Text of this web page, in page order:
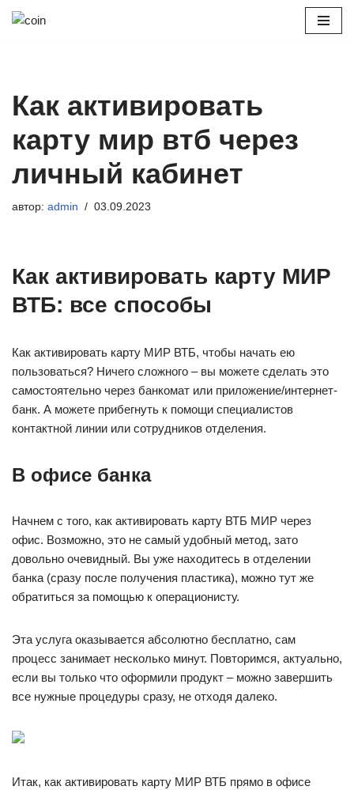
Как активировать
карту мир втб через
личный кабинет
автор: admin 03.09.2023
Как активировать карту МИР
ВТБ: все способы
Как активировать карту МИР ВТБ, чтобы начать ею
пользоваться? Ничего сложного – вы можете сделать это
самостоятельно через банкомат или приложение/интернет-
банк. А можете прибегнуть к помощи специалистов
контактной линии или сотрудников отделения.
В офисе банка
Начнем с того, как активировать карту ВТБ МИР через
офис. Возможно, это не самый удобный метод, зато
довольно очевидный. Вы уже находитесь в отделении
банка (сразу после получения пластика), можно тут же
обратиться за помощью к операционисту.
Эта услуга оказывается абсолютно бесплатно, сам
процесс занимает несколько минут. Повторимся, актуально,
если вы только что оформили продукт – можно завершить
все нужные процедуры сразу, не отходя далеко.
Итак, как активировать карту МИР ВТБ прямо в офисе